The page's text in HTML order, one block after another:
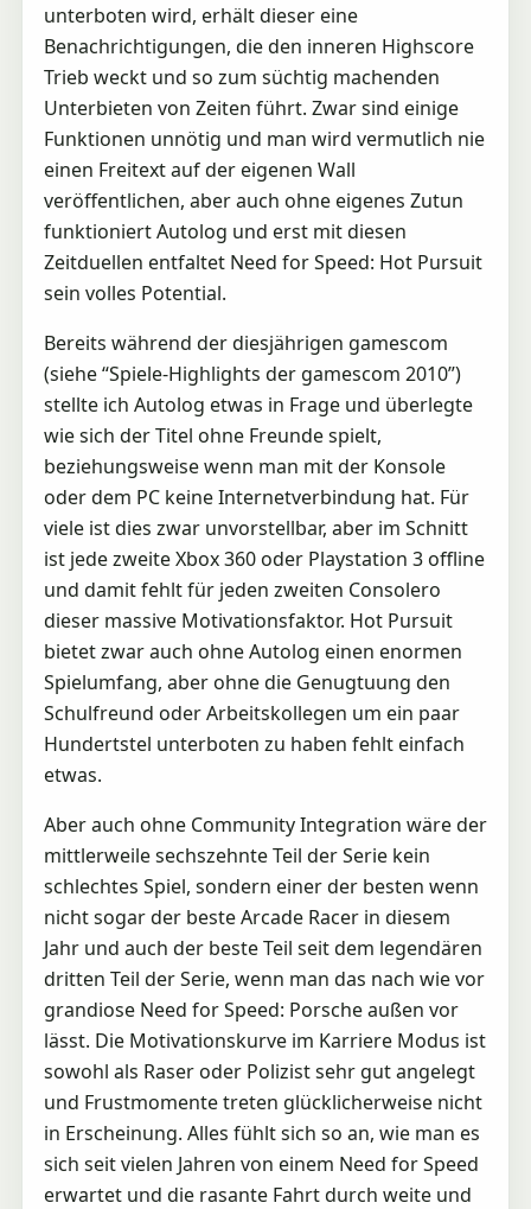
unterboten wird, erhält dieser eine
Benachrichtigungen, die den inneren Highscore
Trieb weckt und so zum süchtig machenden
Unterbieten von Zeiten führt. Zwar sind einige
Funktionen unnötig und man wird vermutlich nie
einen Freitext auf der eigenen Wall
veröffentlichen, aber auch ohne eigenes Zutun
funktioniert Autolog und erst mit diesen
Zeitduellen entfaltet Need for Speed: Hot Pursuit
sein volles Potential.
Bereits während der diesjährigen gamescom
(siehe “Spiele-Highlights der gamescom 2010”)
stellte ich Autolog etwas in Frage und überlegte
wie sich der Titel ohne Freunde spielt,
beziehungsweise wenn man mit der Konsole
oder dem PC keine Internetverbindung hat. Für
viele ist dies zwar unvorstellbar, aber im Schnitt
ist jede zweite Xbox 360 oder Playstation 3 offline
und damit fehlt für jeden zweiten Consolero
dieser massive Motivationsfaktor. Hot Pursuit
bietet zwar auch ohne Autolog einen enormen
Spielumfang, aber ohne die Genugtuung den
Schulfreund oder Arbeitskollegen um ein paar
Hundertstel unterboten zu haben fehlt einfach
etwas.
Aber auch ohne Community Integration wäre der
mittlerweile sechszehnte Teil der Serie kein
schlechtes Spiel, sondern einer der besten wenn
nicht sogar der beste Arcade Racer in diesem
Jahr und auch der beste Teil seit dem legendären
dritten Teil der Serie, wenn man das nach wie vor
grandiose Need for Speed: Porsche außen vor
lässt. Die Motivationskurve im Karriere Modus ist
sowohl als Raser oder Polizist sehr gut angelegt
und Frustmomente treten glücklicherweise nicht
in Erscheinung. Alles fühlt sich so an, wie man es
sich seit vielen Jahren von einem Need for Speed
erwartet und die rasante Fahrt durch weite und